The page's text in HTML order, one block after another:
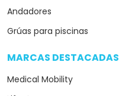
Andadores
Grúas para piscinas
MARCAS DESTACADAS
Medical Mobility